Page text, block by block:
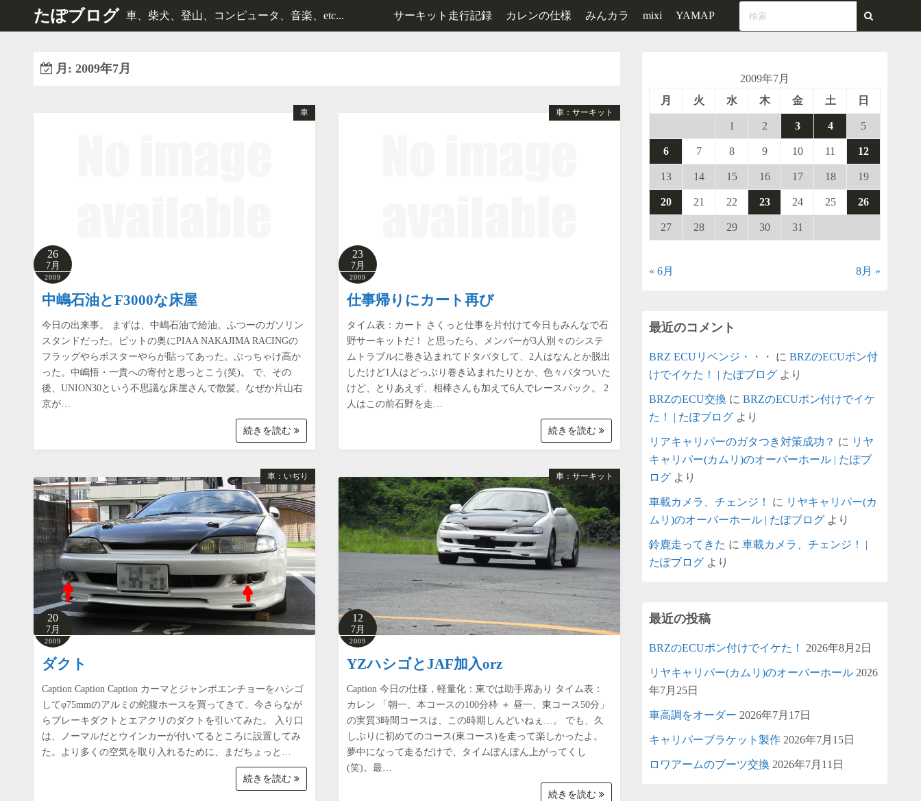
たぽブログ 車、柴犬、登山、コンピュータ、音楽、etc... サーキット走行記録 カレンの仕様 みんカラ mixi YAMAP
月: 2009年7月
車
26
7月
2009
中嶋石油とF3000な床屋
今日の出来事。 まずは、中嶋石油で給油。ふつーのガソリン
スタンドだった。ピットの奥にPIAA NAKAJIMA RACINGの
フラッグやらポスターやらが貼ってあった。ぶっちゃけ高か
った。中嶋悟・一貴への寄付と思っとこう(笑)。 で、その
後、UNION30という不思議な床屋さんで散髪。なぜか片山右
京が…
続きを読む
車：サーキット
23
7月
2009
仕事帰りにカート再び
タイム表：カート さくっと仕事を片付けて今日もみんなで石
野サーキットだ！ と思ったら、メンバーが3人別々のシステ
ムトラブルに巻き込まれてドタバタして、2人はなんとか脱出
したけど1人はどっぷり巻き込まれたりとか、色々バタついた
けど、とりあえず、相棒さんも加えて6人でレースパック。 2
人はこの前石野を走…
続きを読む
車：いぢり
20
7月
2009
ダクト
Caption Caption Caption カーマとジャンボエンチョーをハシゴ
してφ75mmのアルミの蛇腹ホースを買ってきて、今さらなが
らブレーキダクトとエアクリのダクトを引いてみた。 入り口
は、ノーマルだとウインカーが付いてるところに設置してみ
た。より多くの空気を取り入れるために、まだちょっと…
続きを読む
車：サーキット
12
7月
2009
YZハシゴとJAF加入orz
Caption 今日の仕様，軽量化：東では助手席あり タイム表：
カレン 「朝一、本コースの100分枠 ＋ 昼一、東コース50分」
の実質3時間コースは、この時期しんどいねぇ…。 でも、久
しぶりに初めてのコース(東コース)を走って楽しかったよ。
夢中になって走るだけで、タイムぽんぽん上がってくし
(笑)。最…
続きを読む
2009年7月
月
火 水 木 金 土 日
1 2 3 4 5
6 7 8 9 10 11 12
13 14 15 16 17 18 19
20 21 22 23 24 25 26
27 28 29 30 31
« 6月 8月 »
最近のコメント
BRZ ECUリベンジ・・・ に BRZのECUポン付
けでイケた！ | たぽブログ より
BRZのECU交換 に BRZのECUポン付けでイケ
た！ | たぽブログ より
リアキャリパーのガタつき対策成功？ に リヤ
キャリパー(カムリ)のオーバーホール | たぽブ
ログ より
車載カメラ、チェンジ！ に リヤキャリパー(カ
ムリ)のオーバーホール | たぽブログ より
鈴鹿走ってきた に 車載カメラ、チェンジ！ |
たぽブログ より
最近の投稿
BRZのECUポン付けでイケた！ 2026年8月2日
リヤキャリパー(カムリ)のオーバーホール 2026
年7月25日
車高調をオーダー 2026年7月17日
キャリパーブラケット製作 2026年7月15日
ロワアームのブーツ交換 2026年7月11日